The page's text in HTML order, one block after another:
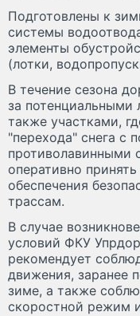
Подготовлены к
системы
элементы
(лотки,
В течение сезона
за потенциальными
также участками,
"перехода" снега с
противолавинными
оперативно
обеспечения
трассам.
В случае
условий ФКУ
рекомендует
движения, заранее
зиме, а также
скоростной режим